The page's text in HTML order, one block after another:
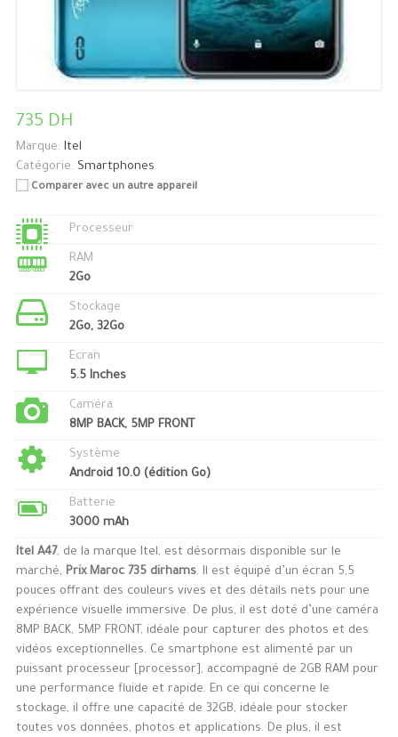
735 DH
Marque: Itel
Catégorie: Smartphones
Comparer avec un autre appareil
Processeur
RAM
2Go
Stockage
2Go, 32Go
Ecran
5.5 Inches
Caméra
8MP BACK, 5MP FRONT
Système
Android 10.0 (édition Go)
Batterie
3000 mAh
Itel A47, de la marque Itel, est désormais disponible sur le
marché, Prix Maroc 735 dirhams. Il est équipé d’un écran 5,5
pouces offrant des couleurs vives et des détails nets pour une
expérience visuelle immersive. De plus, il est doté d’une caméra
8MP BACK, 5MP FRONT, idéale pour capturer des photos et des
vidéos exceptionnelles. Ce smartphone est alimenté par un
puissant processeur [processor], accompagné de 2GB RAM pour
une performance fluide et rapide. En ce qui concerne le
stockage, il offre une capacité de 32GB, idéale pour stocker
toutes vos données, photos et applications. De plus, il est